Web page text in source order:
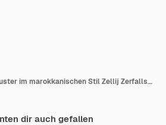
Geometrisches Muster im marokkanischen Stil Zellij Zerfallseffekt Islamisches Mosaikdesign
dir auch gefallen